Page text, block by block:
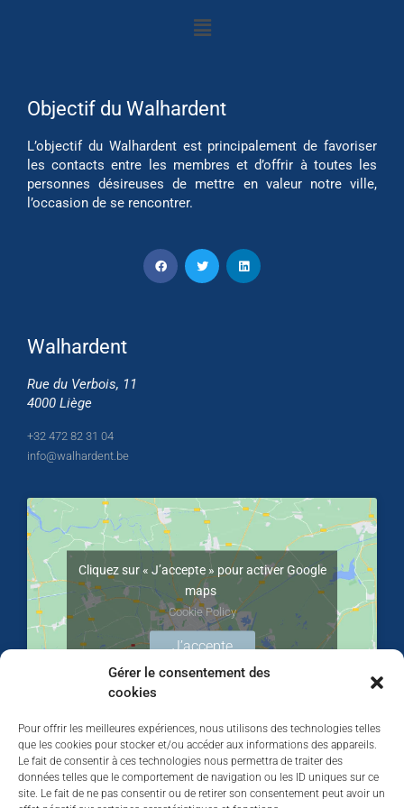
Gérer le consentement des
cookies
Pour offrir les meilleures expériences, nous utilisons des technologies telles
que les cookies pour stocker et/ou accéder aux informations des appareils.
Le fait de consentir à ces technologies nous permettra de traiter des
données telles que le comportement de navigation ou les ID uniques sur ce
site. Le fait de ne pas consentir ou de retirer son consentement peut avoir un
Objectif du Walhardent
L’objectif du Walhardent est principalement de favoriser
les contacts entre les membres et d’offrir à toutes les
personnes désireuses de mettre en valeur notre ville,
l’occasion de se rencontrer.
Walhardent
Rue du Verbois, 11
4000 Liège
+32 472 82 31 04
info@walhardent.be
Cliquez sur « J’accepte » pour activer Google
maps
Cookie Policy
J’accepte